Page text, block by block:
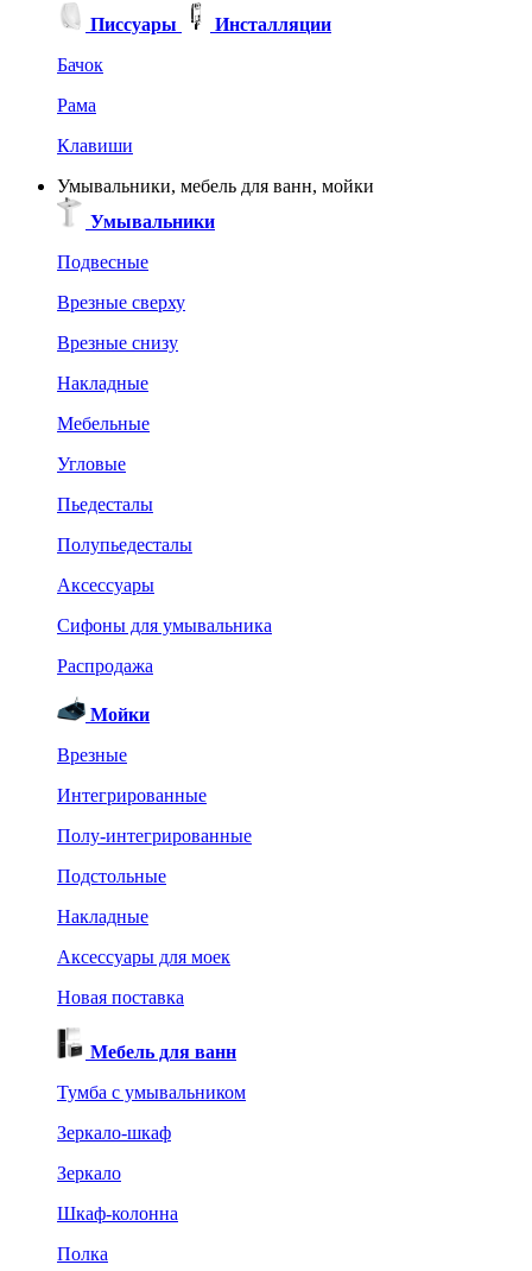
Писсуары
Инсталляции
Бачок
Рама
Клавиши
Умывальники, мебель для ванн, мойки
Умывальники
Подвесные
Врезные сверху
Врезные снизу
Накладные
Мебельные
Угловые
Пьедесталы
Полупьедесталы
Аксессуары
Сифоны для умывальника
Распродажа
Мойки
Врезные
Интегрированные
Полу-интегрированные
Подстольные
Накладные
Аксессуары для моек
Новая поставка
Мебель для ванн
Тумба с умывальником
Зеркало-шкаф
Зеркало
Шкаф-колонна
Полка